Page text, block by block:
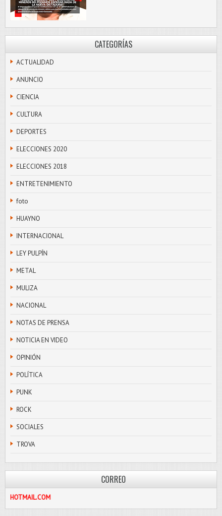
CATEGORÍAS
ACTUALIDAD
ANUNCIO
CIENCIA
CULTURA
DEPORTES
ELECCIONES 2020
ELECCIONES 2018
ENTRETENIMIENTO
foto
HUAYNO
INTERNACIONAL
LEY PULPÍN
METAL
MULIZA
NACIONAL
NOTAS DE PRENSA
NOTICIA EN VIDEO
OPINIÓN
POLÍTICA
PUNK
ROCK
SOCIALES
TROVA
CORREO
PASCOLIBRE@HOTMAIL.COM